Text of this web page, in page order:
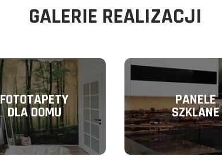
GALERIE REALIZACJI
FOTOTAPETY
DLA DOMU
PANELE
SZKLANE